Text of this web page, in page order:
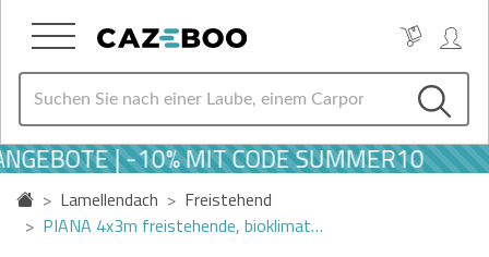
| -10% MIT CODE SUMMER10
Lamellendach
Freistehend
PIANA 4x3m freistehende, bioklimat…